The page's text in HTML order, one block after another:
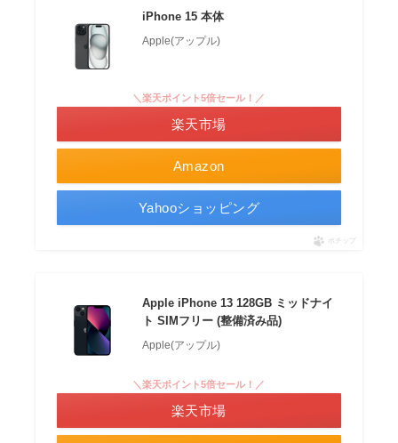
iPhone 15 本体
Apple(アップル)
Amazon
＼楽天ポイント5倍セール！／
楽天市場
Yahooショッピング
ポチップ
Apple iPhone 13 128GB ミッドナイ
ト SIMフリー (整備済み品)
Apple(アップル)
＼楽天ポイント5倍セール！／
楽天市場